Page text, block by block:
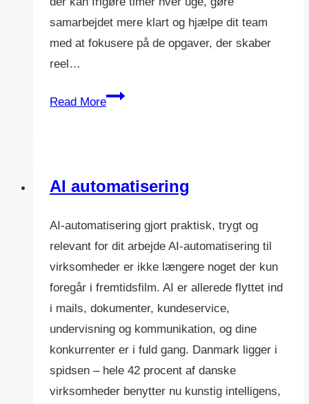
samarbejdet mere klart og hjælpe dit team
med at fokusere på de opgaver, der skaber
reel…
Read Moreslack
AI automatisering
AI-automatisering gjort praktisk, trygt og
relevant for dit arbejde AI-automatisering til
virksomheder er ikke længere noget der kun
foregår i fremtidsfilm. AI er allerede flyttet ind
i mails, dokumenter, kundeservice,
undervisning og kommunikation, og dine
konkurrenter er i fuld gang. Danmark ligger i
spidsen – hele 42 procent af danske
virksomheder benytter nu kunstig intelligens,